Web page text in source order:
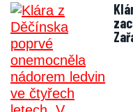
Klára (26) žila jen s